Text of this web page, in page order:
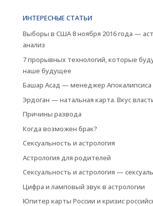
ИНТЕРЕСНЫЕ СТАТЬИ
Выборы в США 8 ноября 2016 года —
анализ
7 прорывных технологий, которые
наше будущее
Башар Асад — менеджер Апокалипсиса
Эрдоган — натальная карта. Вкус
Причины развода
Когда возможен брак?
Сексуальность и астрология
Астрология для родителей
Сексуальность и астрология —
Цифра и ламповый звук в астрологии
Юпитер карты России и кризис